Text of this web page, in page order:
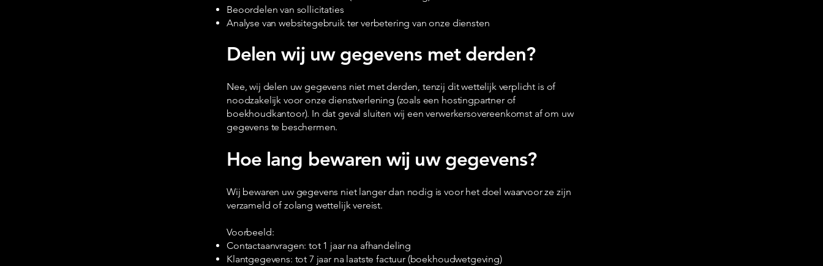
Beoordelen van sollicitaties
Analyse van websitegebruik ter verbetering van onze diensten
Delen wij uw gegevens met derden?
Nee, wij delen uw gegevens niet met derden, tenzij dit wettelijk verplicht is of
noodzakelijk voor onze dienstverlening (zoals een hostingpartner of
boekhoudkantoor). In dat geval sluiten wij een verwerkersovereenkomst af om uw
gegevens te beschermen.
Hoe lang bewaren wij uw gegevens?
Wij bewaren uw gegevens niet langer dan nodig is voor het doel waarvoor ze zijn
verzameld of zolang wettelijk vereist.
Voorbeeld:
Contactaanvragen: tot 1 jaar na afhandeling
Klantgegevens: tot 7 jaar na laatste factuur (boekhoudwetgeving)